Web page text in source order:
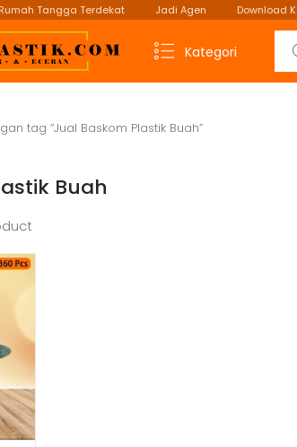
Tangga Terdekat Jadi Agen Download
Kategori
tag “Jual Baskom Plastik Buah”
Buah